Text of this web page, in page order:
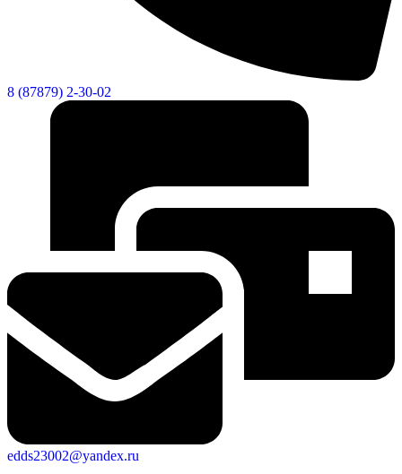
8 (87879) 2-30-02
edds23002@yandex.ru